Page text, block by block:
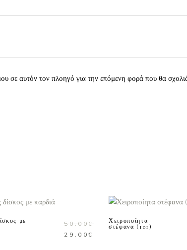
σε αυτόν τον πλοηγό για την επόμενη φορά που θα
με
50.00€
Original
29.00€
Χειροποίητα
στέφανα (101)